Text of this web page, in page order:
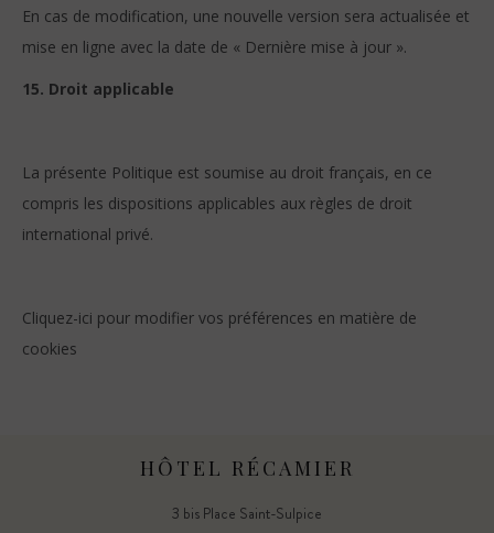
En cas de modification, une nouvelle version sera actualisée et
mise en ligne avec la date de « Dernière mise à jour ».
15. Droit applicable
La présente Politique est soumise au droit français, en ce
compris les dispositions applicables aux règles de droit
international privé.
Cliquez-ici pour modifier vos préférences en matière de
cookies
HÔTEL RÉCAMIER
3 bis Place Saint-Sulpice